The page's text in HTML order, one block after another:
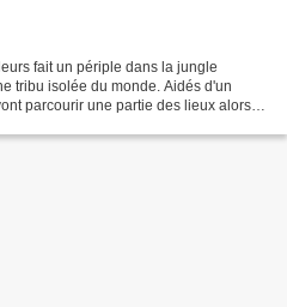
fait un périple dans la jungle
tribu isolée du monde. Aidés d'un
parcourir une partie des lieux alors